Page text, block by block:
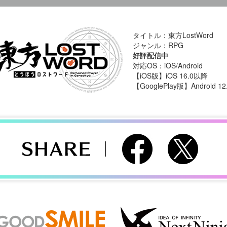
タイトル：東方LostWord
ジャンル：RPG
好評配信中
対応OS：iOS/Android
【iOS版】iOS 16.0以降
【GooglePlay版】Android